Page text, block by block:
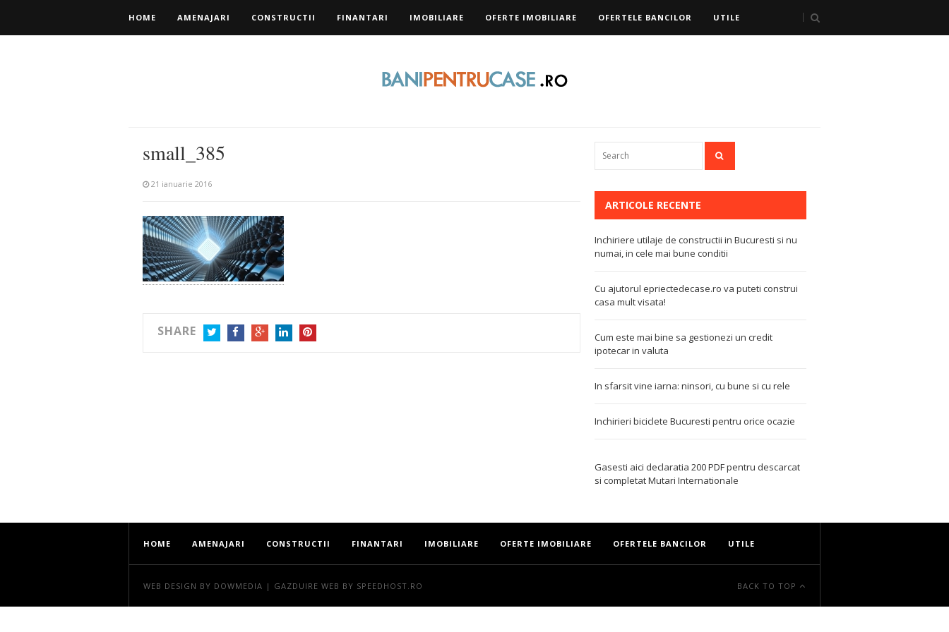
HOME AMENAJARI CONSTRUCTII FINANTARI IMOBILIARE OFERTE IMOBILIARE OFERTELE BANCILOR UTILE
small_385
21 ianuarie 2016
SHARE
ARTICOLE RECENTE
Inchiriere utilaje de constructii in Bucuresti si nu
numai, in cele mai bune conditii
Cu ajutorul epriectedecase.ro va puteti construi
casa mult visata!
Cum este mai bine sa gestionezi un credit
ipotecar in valuta
In sfarsit vine iarna: ninsori, cu bune si cu rele
Inchirieri biciclete Bucuresti pentru orice ocazie
Gasesti aici declaratia 200 PDFpentru descarcat
si completatMutari Internationale
HOME AMENAJARI CONSTRUCTII FINANTARI IMOBILIARE OFERTE IMOBILIARE OFERTELE BANCILOR UTILE
WEB DESIGN BY DOWMEDIA | GAZDUIRE WEB BY SPEEDHOST.RO BACK TO TOP